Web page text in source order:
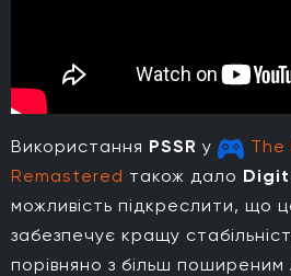
Використання PSSR у
The
Remastered також дало
можливість підкреслити, що
забезпечує кращу
порівняно з більш поширеним